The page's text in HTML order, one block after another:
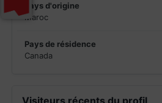
Pays d'origine
Maroc
Pays de résidence
Canada
Visiteurs récents du profil